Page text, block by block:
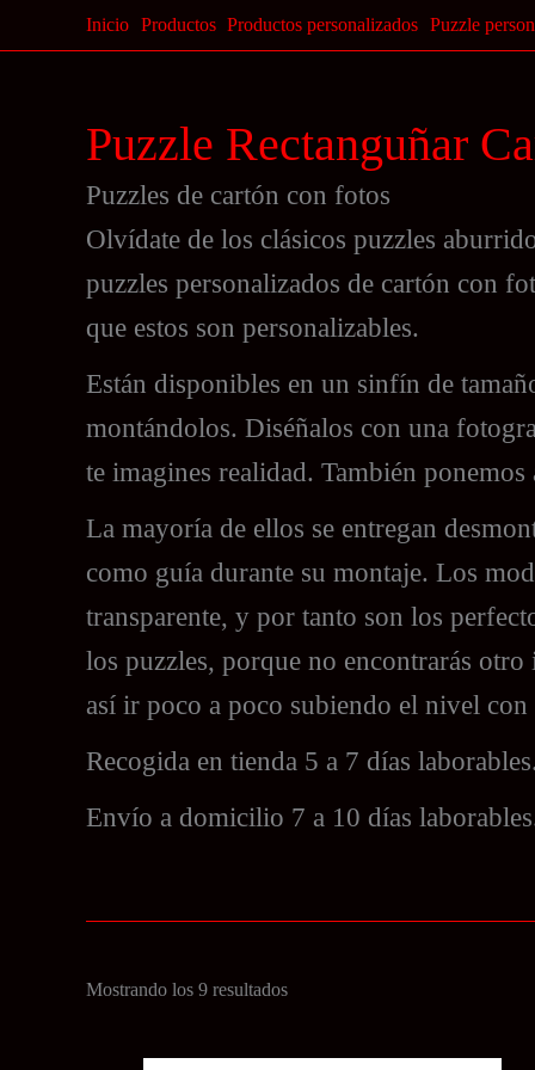
al
Inicio Productos Productos personalizados Puzzle
Puzzle Rectanguñar
Puzzles de cartón con fotos
Olvídate de los clásicos puzzles
puzzles personalizados de cartón con
que estos son personalizables.
Están disponibles en un sinfín de
montándolos. Diséñalos con una
te imagines realidad. También
La mayoría de ellos se entregan
como guía durante su montaje. Los
transparente, y por tanto son los
los puzzles, porque no encontrarás
así ir poco a poco subiendo el nivel con
Recogida en tienda 5 a 7 días
Envío a domicilio 7 a 10 días
Mostrando los 9 resultadosOrdenado
precio: